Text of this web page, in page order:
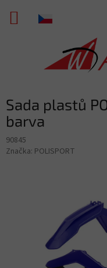
obsah
NÁKUPNÍ
Sada plastů
barva
90845
Značka: POLISPORT